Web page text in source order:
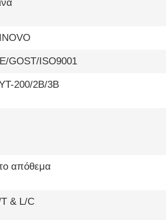
GOST/ISO9001
200/2Β/3Β
απόθεμα
& L/C